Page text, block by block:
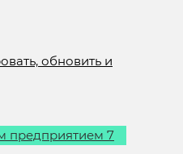
обновить и
предприятием 7